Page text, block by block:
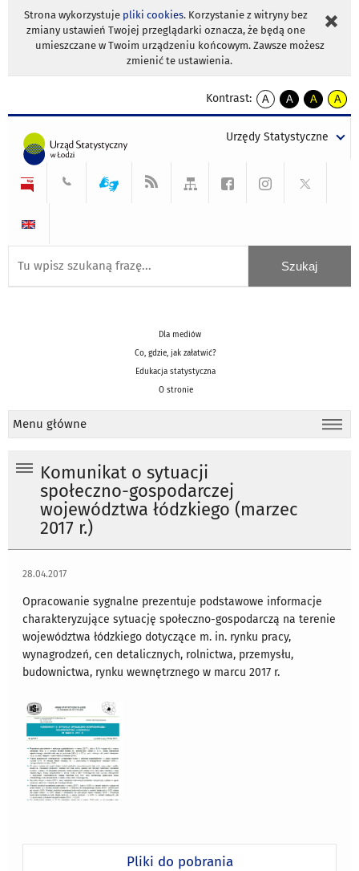
Strona wykorzystuje pliki cookies. Korzystanie z witryny bez
zmiany ustawień Twojej przeglądarki oznacza, że będą one
umieszczane w Twoim urządzeniu końcowym. Zawsze możesz
zmienić te ustawienia.
Kontrast:
A
kontrast
A
kontrast
tekst
czarnym
A
kontrast
tekst
czarnym
A
tekst
żółtym
Urzędy Statystyczne
Dla mediów
Co, gdzie, jak załatwić?
Edukacja statystyczna
O stronie
Menu główne
Komunikat o sytuacji
społeczno-gospodarczej
województwa łódzkiego (marzec
2017 r.)
28.04.2017
Opracowanie sygnalne prezentuje podstawowe informacje
charakteryzujące sytuację społeczno-gospodarczą na terenie
województwa łódzkiego dotyczące m. in. rynku pracy,
wynagrodzeń, cen detalicznych, rolnictwa, przemysłu,
budownictwa, rynku wewnętrznego w marcu 2017 r.
Pliki do pobrania